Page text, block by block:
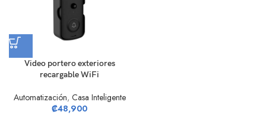
Video portero exteriores
recargable WiFi
Automatización, Casa Inteligente
₡48,900